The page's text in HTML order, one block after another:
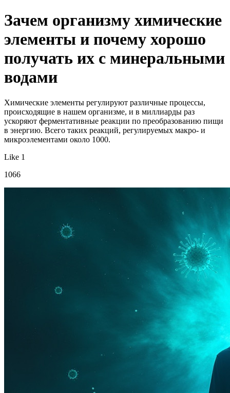
Зачем организму химические
элементы и почему хорошо
получать их с минеральными
водами
Химические элементы регулируют различные процессы,
происходящие в нашем организме, и в миллиарды раз
ускоряют ферментативные реакции по преобразованию пищи
в энергию. Всего таких реакций, регулируемых макро- и
микроэлементами около 1000.
Like 1
1066